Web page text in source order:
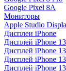
Google Pixel 8A
Мониторы
Apple Studio
Дисплеи iPhone
Дисплей iPhone 13
Дисплей iPhone
Дисплей iPhone
Дисплей iPhone